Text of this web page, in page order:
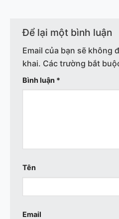
Để lại một bình luận
Email của bạn sẽ không
khai. Các trường bắt
Bình luận *
Tên
Email